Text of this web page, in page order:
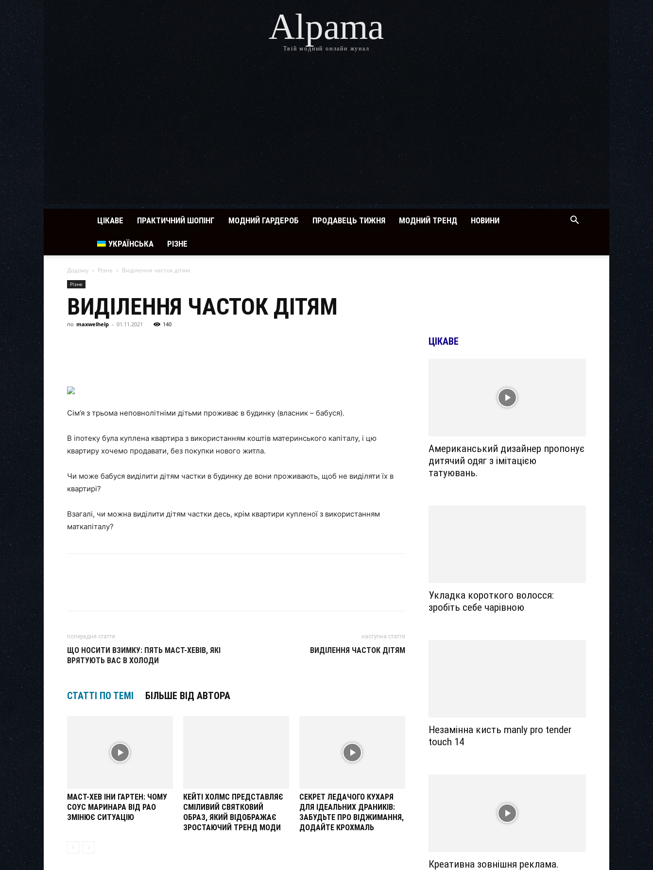
Alpama
Твій модний онлайн жунал
ЦІКАВЕ ПРАКТИЧНИЙ ШОПІНГ МОДНИЙ ГАРДЕРОБ ПРОДАВЕЦЬ ТИЖНЯ МОДНИЙ ТРЕНД НОВИНИ
УКРАЇНСЬКА РІЗНЕ
Додому Різне Виділення часток дітям
Різне
ВИДІЛЕННЯ ЧАСТОК ДІТЯМ
по maxwelhelp - 01.11.2021 140
Сім’я з трьома неповнолітніми дітьми проживає в будинку (власник – бабуся).
В іпотеку була куплена квартира з використанням коштів материнського капіталу, і цю
квартиру хочемо продавати, без покупки нового житла.
Чи може бабуся виділити дітям частки в будинку де вони проживають, щоб не виділяти їх в
квартирі?
Взагалі, чи можна виділити дітям частки десь, крім квартири купленої з використанням
маткапіталу?
попередня стаття
ЩО НОСИТИ ВЗИМКУ: ПЯТЬ МАСТ-ХЕВІВ, ЯКІ
ВРЯТУЮТЬ ВАС В ХОЛОДИ
наступна стаття
ВИДІЛЕННЯ ЧАСТОК ДІТЯМ
СТАТТІ ПО ТЕМІ БІЛЬШЕ ВІД АВТОРА
МАСТ-ХЕВ ІНИ ГАРТЕН: ЧОМУ
СОУС МАРИНАРА ВІД РАО
ЗМІНЮЄ СИТУАЦІЮ
КЕЙТІ ХОЛМС ПРЕДСТАВЛЯЄ
СМІЛИВИЙ СВЯТКОВИЙ
ОБРАЗ, ЯКИЙ ВІДОБРАЖАЄ
ЗРОСТАЮЧИЙ ТРЕНД МОДИ
СЕКРЕТ ЛЕДАЧОГО КУХАРЯ
ДЛЯ ІДЕАЛЬНИХ ДРАНИКІВ:
ЗАБУДЬТЕ ПРО ВІДЖИМАННЯ,
ДОДАЙТЕ КРОХМАЛЬ
ЦІКАВЕ
Американський дизайнер пропонує
дитячий одяг з імітацією
татуювань.
Укладка короткого волосся:
зробіть себе чарівною
Незамінна кисть manly pro tender
touch 14
Креативна зовнішня реклама.